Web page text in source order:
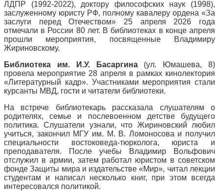
ЛДПР (1992-2022), доктору философских наук (1998),
заслуженному юристу РФ, полному кавалеру ордена «За
заслуги перед Отечеством» 25 апреля 2026 года
отмечали в России 80 лет. В библиотеках в конце апреля
прошли мероприятия, посвященные Владимиру
Жириновскому.
Библиотека им. И.У. Басаргина(ул. Юмашева, 8)
провела мероприятие 28 апреля в рамках кинолектория
«Литературный кадр». Участниками мероприятия стали
курсанты МВД, гости и читатели библиотеки.
На встрече библиотекарь рассказала слушателям о
родителях, семье и послевоенном детстве будущего
политика. Слушатели узнали, что Жириновский любил
учиться, закончил МГУ им. М. В. Ломоносова и получил
специальности востоковеда-тюрколога, юриста и
преподавателя. После учебы Владимир Вольфович
отслужил в армии, затем работал юристом в советском
фонде Защиты мира и издательстве «Мир», читал лекции
студентам и написал несколько книг, при этом всегда
интересовался политикой.